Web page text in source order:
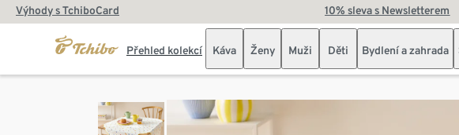
Výhody s TchiboCard 10% sleva s Newsletterem
Přehled kolekcí Káva Ženy Muži Děti Bydlení a zahrada